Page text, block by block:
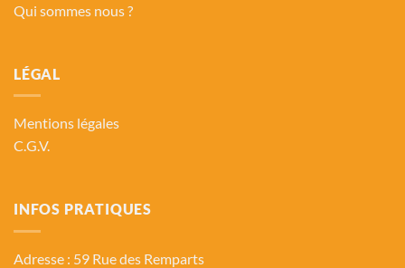
Qui sommes nous ?
LÉGAL
Mentions légales
C.G.V.
INFOS PRATIQUES
Adresse : 59 Rue des Remparts